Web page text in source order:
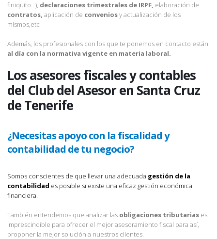
finiquito…), declaraciones trimestrales de IRPF, elaboración de
contratos, aplicación de conveniosy actualización de los
mismos,etc
Además, los profesionales con los que te ponemos en contacto están
al día con la normativa vigente en materia laboral.
Los asesores fiscales y contables
del Club del Asesor en Santa Cruz
de Tenerife
¿Necesitas apoyo con la fiscalidad y
contabilidad de tu negocio?
Somos conscientes de que llevar una adecuada gestión de la
contabilidad es posible si existe una eficaz gestión económica
financiera.
También entendemos que analizar las obligaciones tributarias es
imprescindible para ofrecer el mejor asesoramiento fiscal para así,
proponer la mejor solución a nuestros clientes.